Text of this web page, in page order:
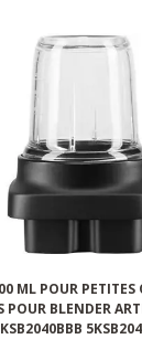
ML POUR PETITES
POUR BLENDER